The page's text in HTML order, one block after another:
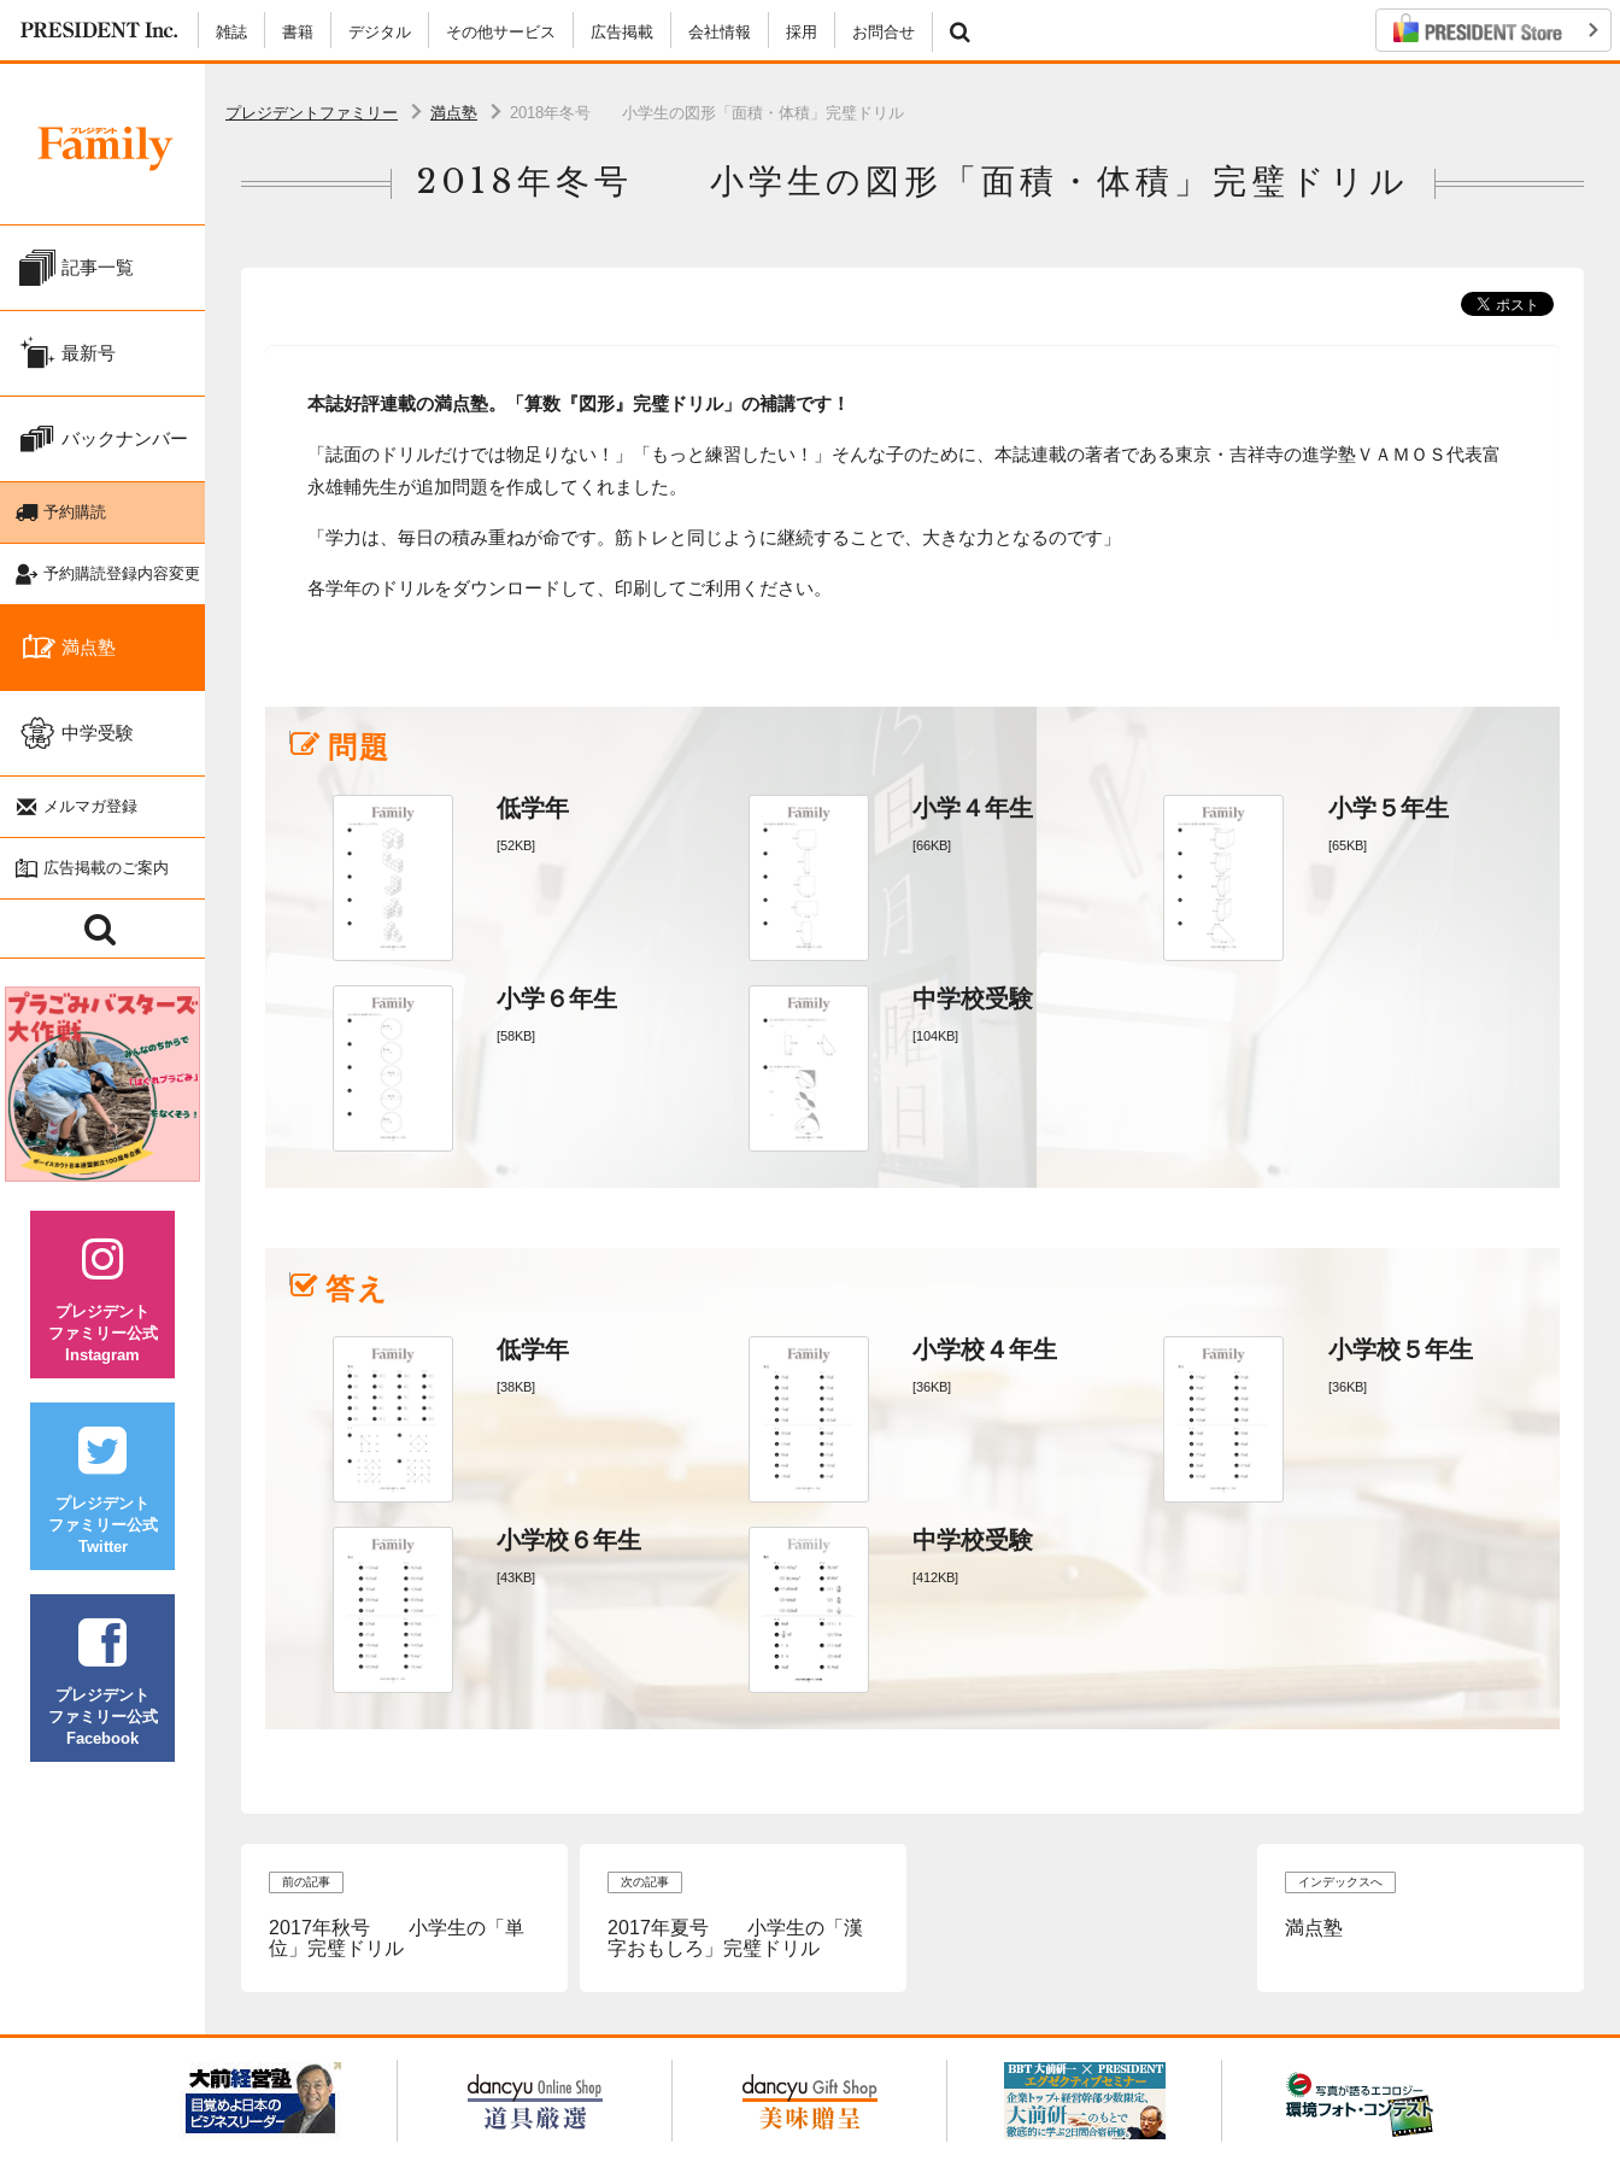
雑誌 書籍 デジタル その他サービス 広告掲載 会社情報 採用 お問合せ
記事一覧
最新号
バックナンバー
予約購読
予約購読登録内容変更
満点塾
中学受験
メルマガ登録
広告掲載のご案内
プレジデント
ファミリー公式
Instagram
プレジデント
ファミリー公式
Twitter
プレジデント
ファミリー公式
Facebook
プレジデントファミリー 満点塾 2018年冬号 小学生の図形「面積・体積」完璧ドリル
2018年冬号 小学生の図形「面積・体積」完璧ドリル
本誌好評連載の満点塾。「算数『図形』完璧ドリル」の補講です！
「誌面のドリルだけでは物足りない！」「もっと練習したい！」そんな子のために、本誌連載の著者である東京・吉祥寺の進学塾ＶＡＭＯＳ代表富
永雄輔先生が追加問題を作成してくれました。
「学力は、毎日の積み重ねが命です。筋トレと同じように継続することで、大きな力となるのです」
各学年のドリルをダウンロードして、印刷してご利用ください。
問題
低学年
[52KB]
小学４年生
[66KB]
小学５年生
[65KB]
小学６年生
[58KB]
中学校受験
[104KB]
答え
低学年
[38KB]
小学校４年生
[36KB]
小学校５年生
[36KB]
小学校６年生
[43KB]
中学校受験
[412KB]
前の記事
2017年秋号 小学生の「単
位」完璧ドリル
次の記事
2017年夏号 小学生の「漢
字おもしろ」完璧ドリル
インデックスへ
満点塾